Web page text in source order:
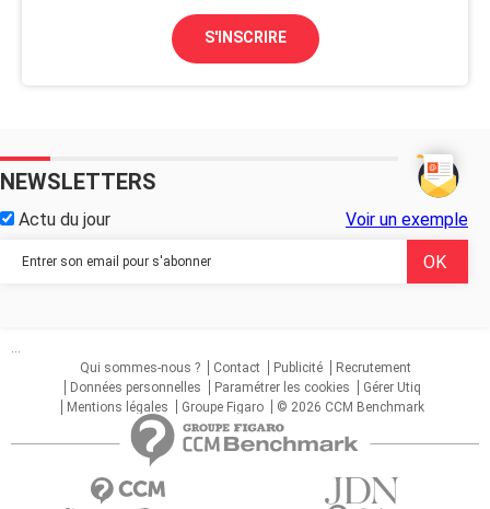
S'INSCRIRE
NEWSLETTERS
Actu du jour Voir un exemple
...
Qui sommes-nous ?
Contact Publicité
Recrutement
Données personnelles
Paramétrer les cookies
Gérer Utiq
Mentions légales
Groupe Figaro © 2026 CCM Benchmark